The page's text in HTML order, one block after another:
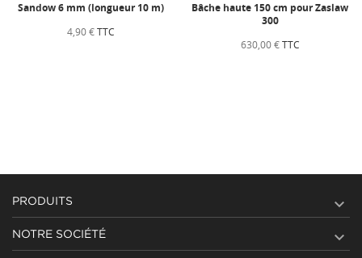
Sandow 6 mm (longueur 10 m)
4,90 €TTC
Bâche haute 150 cm pour Zaslaw
300
630,00 €TTC
PRODUITS 
NOTRE SOCIÉTÉ 